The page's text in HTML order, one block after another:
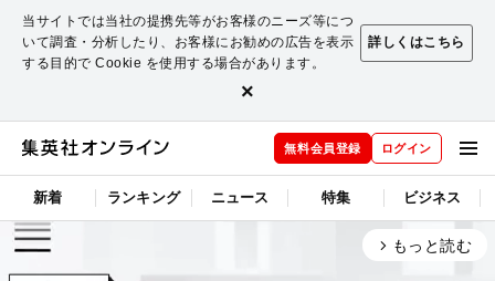
当サイトでは当社の提携先等がお客様のニーズ等につ
いて調査・分析したり、お客様にお勧めの広告を表示
する目的で Cookie を使用する場合があります。
詳しくはこちら
×
無料会員登録 ログイン
新着 ランキング ニュース 特集 ビジネス
arrow_forward_ios もっと読む